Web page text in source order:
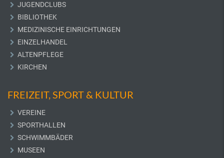
JUGENDCLUBS
BIBLIOTHEK
MEDIZINISCHE EINRICHTUNGEN
EINZELHANDEL
ALTENPFLEGE
KIRCHEN
FREIZEIT, SPORT & KULTUR
VEREINE
SPORTHALLEN
SCHWIMMBÄDER
MUSEEN